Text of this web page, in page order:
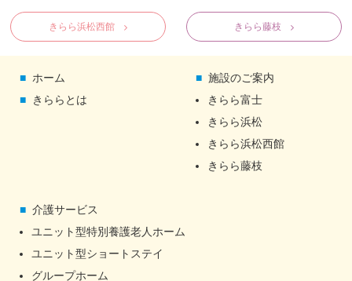
きらら浜松西館 きらら藤枝
ホーム
きららとは
施設のご案内
きらら富士
きらら浜松
きらら浜松西館
きらら藤枝
介護サービス
ユニット型特別養護老人ホーム
ユニット型ショートステイ
グループホーム